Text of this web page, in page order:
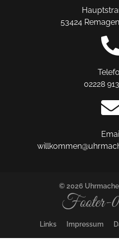
53424
02228
© 2026
Footer-
Links Impressum